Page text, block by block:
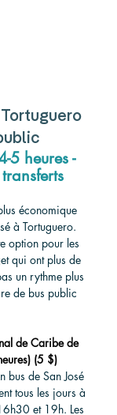
Tortuguero
5 heures -
économique
à Tortuguero.
option pour les
qui ont plus de
un rythme plus
de bus public
de Caribe de
(5 $)
bus de San José
tous les jours à
et 19h. Les